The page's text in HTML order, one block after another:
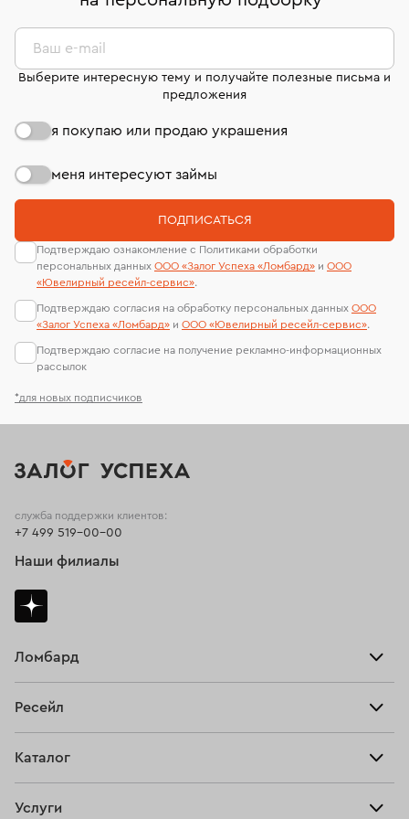
дней на возврат. Детальные условия возврата
комиссионных украшений и часов смотрите на
странице«Возврат украшений»
сертификаты МГУ и других геммологических
лабораторий
*для новых подписчиков
Ваш e-mail
Выберите интересную тему и получайте полезные письма и
предложения
я покупаю или продаю украшения
меня интересуют займы
ПОДПИСАТЬСЯ
Подтверждаю ознакомление с Политиками обработки
персональных данных ООО «Залог Успеха «Ломбард» и ООО
«Ювелирный ресейл-сервиc».
Подтверждаю согласия на обработку персональных данных ООО
«Залог Успеха «Ломбард» и ООО «Ювелирный ресейл-сервиc».
Подтверждаю согласие на получение рекламно-информационных
рассылок
Ломбард
Тарифы
Ресейл
Купить
Каталог
Услуги
служба поддержки клиентов:
+7 499 519-00-00
Наши филиалы